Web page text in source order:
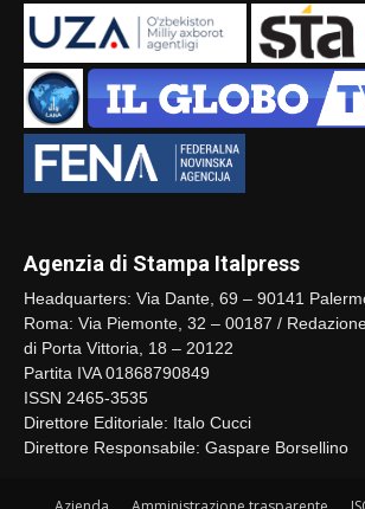
Agenzia di Stampa Italpress
Headquarters: Via Dante, 69 – 90141
Roma: Via Piemonte, 32 – 00187 /
di Porta Vittoria, 18 – 20122
Partita IVA 01868790849
ISSN 2465-3535
Direttore Editoriale: Italo Cucci
Direttore Responsabile: Gaspare Borsellino